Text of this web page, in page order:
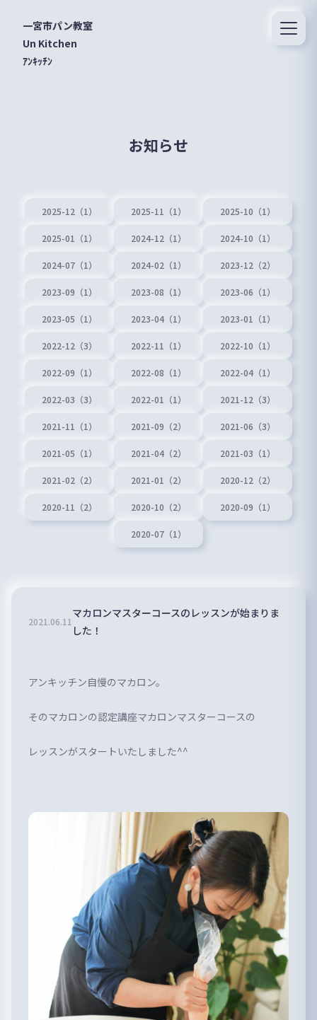
一宮市パン教室
Un Kitchen
ｱﾝｷｯﾁﾝ
お知らせ
2025-12（1） 2025-11（1） 2025-10（1）
2025-01（1） 2024-12（1） 2024-10（1）
2024-07（1） 2024-02（1） 2023-12（2）
2023-09（1） 2023-08（1） 2023-06（1）
2023-05（1） 2023-04（1） 2023-01（1）
2022-12（3） 2022-11（1） 2022-10（1）
2022-09（1） 2022-08（1） 2022-04（1）
2022-03（3） 2022-01（1） 2021-12（3）
2021-11（1） 2021-09（2） 2021-06（3）
2021-05（1） 2021-04（2） 2021-03（1）
2021-02（2） 2021-01（2） 2020-12（2）
2020-11（2） 2020-10（2） 2020-09（1）
2020-07（1）
2021.06.11
マカロンマスターコースのレッスンが始まりま
した！
アンキッチン自慢のマカロン。
そのマカロンの認定講座マカロンマスターコースの
レッスンがスタートいたしました^^